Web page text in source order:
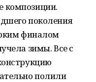
композиции.
поколения
финалом
зимы. Все с
полили